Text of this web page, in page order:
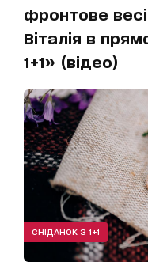
фронтове
Віталія в
1+1» (відео)
СНІДАНОК З 1+1